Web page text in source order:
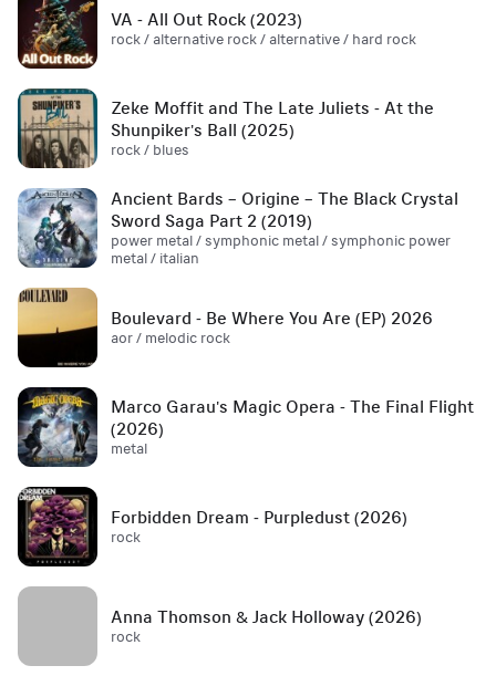
VA - All Out Rock (2023)
rock / alternative rock / alternative / hard rock
Zeke Moffit and The Late Juliets - At the
Shunpiker's Ball (2025)
rock / blues
Ancient Bards – Origine – The Black Crystal
Sword Saga Part 2 (2019)
power metal / symphonic metal / symphonic power
metal / italian
Boulevard - Be Where You Are (EP) 2026
aor / melodic rock
Marco Garau's Magic Opera - The Final Flight
(2026)
metal
Forbidden Dream - Purpledust (2026)
rock
Anna Thomson & Jack Holloway (2026)
rock